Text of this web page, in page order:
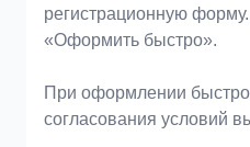
регистрационную
«Оформить быстро».
При оформлении
согласования условий